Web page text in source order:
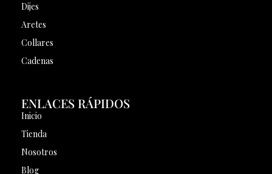
Dijes
Aretes
Collares
Cadenas
ENLACES RÁPIDOS
Inicio
Tienda
Nosotros
Blog